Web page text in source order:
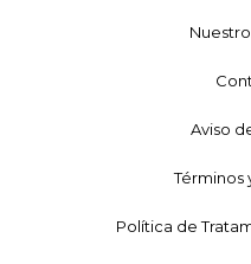
Aviso
Términos
Política de